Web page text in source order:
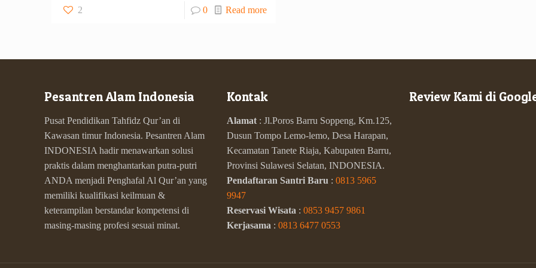
2 0 Read more
Pesantren Alam Indonesia
Pusat Pendidikan Tahfidz Qur’an di
Kawasan timur Indonesia. Pesantren Alam
INDONESIA hadir menawarkan solusi
praktis dalam menghantarkan putra-putri
ANDA menjadi Penghafal Al Qur’an yang
memiliki kualifikasi keilmuan &
keterampilan berstandar kompetensi di
masing-masing profesi sesuai minat.
Kontak
Alamat : Jl.Poros Barru Soppeng, Km.125,
Dusun Tompo Lemo-lemo, Desa Harapan,
Kecamatan Tanete Riaja, Kabupaten Barru,
Provinsi Sulawesi Selatan, INDONESIA.
Pendaftaran Santri Baru : 0813 5965
9947
Reservasi Wisata : 0853 9457 9861
Kerjasama : 0813 6477 0553
Review Kami di